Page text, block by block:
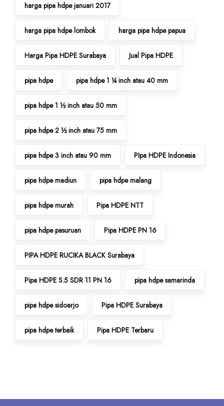
harga pipa hdpe januari 2017
harga pipa hdpe lombok harga pipa hdpe papua
Harga Pipa HDPE Surabaya Jual Pipa HDPE
pipa hdpe pipa hdpe 1 ¼ inch atau 40 mm
pipa hdpe 1 ½ inch atau 50 mm
pipa hdpe 2 ½ inch atau 75 mm
pipa hdpe 3 inch atau 90 mm PIpa HDPE Indonesia
pipa hdpe madiun pipa hdpe malang
pipa hdpe murah Pipa HDPE NTT
pipa hdpe pasuruan Pipa HDPE PN 16
PIPA HDPE RUCIKA BLACK Surabaya
Pipa HDPE S.5 SDR 11 PN 16 pipa hdpe samarinda
pipa hdpe sidoarjo Pipa HDPE Surabaya
pipa hdpe terbaik Pipa HDPE Terbaru